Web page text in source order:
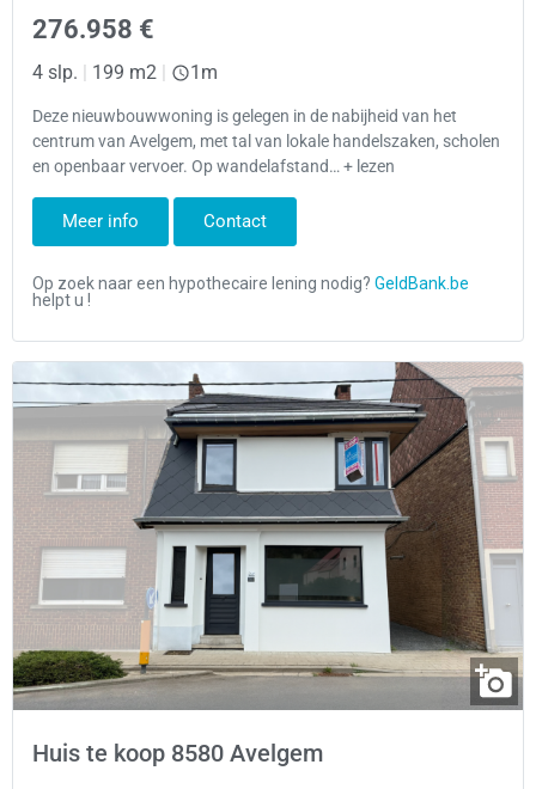
276.958 €
4 slp. | 199 m2 | 1m
Deze nieuwbouwwoning is gelegen in de nabijheid van het
centrum van Avelgem, met tal van lokale handelszaken, scholen
en openbaar vervoer. Op wandelafstand… + lezen
Meer info Contact
Huis te koop 8580 Avelgem